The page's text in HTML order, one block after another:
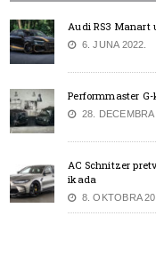
Audi RS3 Manart
6. JUNA 2022.
Performmaster
28. DECEMBRA
AC Schnitzer
ikada
8. OKTOBRA